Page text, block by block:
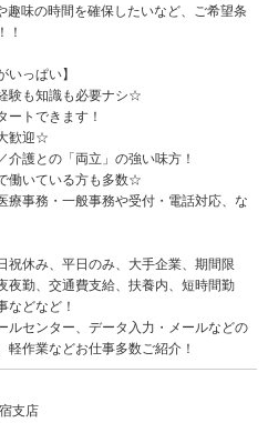
趣味の時間を確保したいなど、ご希望条
！
いっぱい】
験も知識も必要ナシ☆
ートできます！
歓迎☆
護との「両立」の強い味方！
働いている方も多数☆
療事務・一般事務や受付・電話対応、な
祝休み、平日のみ、大手企業、期間限
夜勤、交通費支給、扶養内、短時間勤
などなど！
ルセンター、データ入力・メールなどの
軽作業などお仕事多数ご紹介！
支店